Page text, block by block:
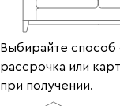
Выбирайте способ
рассрочка или
при получении.